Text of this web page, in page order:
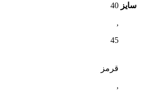
سایز 40
,
45
قرمز
,